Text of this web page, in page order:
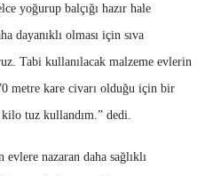
yoğurup balçığı hazır hale
dayanıklı olması için sıva
Tabi kullanılacak malzeme evlerin
metre kare civarı olduğu için bir
tuz kullandım.” dedi.
nazaran daha sağlıklı